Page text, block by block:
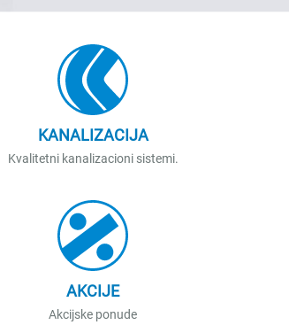
KANALIZACIJA
Kvalitetni kanalizacioni sistemi.
AKCIJE
Akcijske ponude